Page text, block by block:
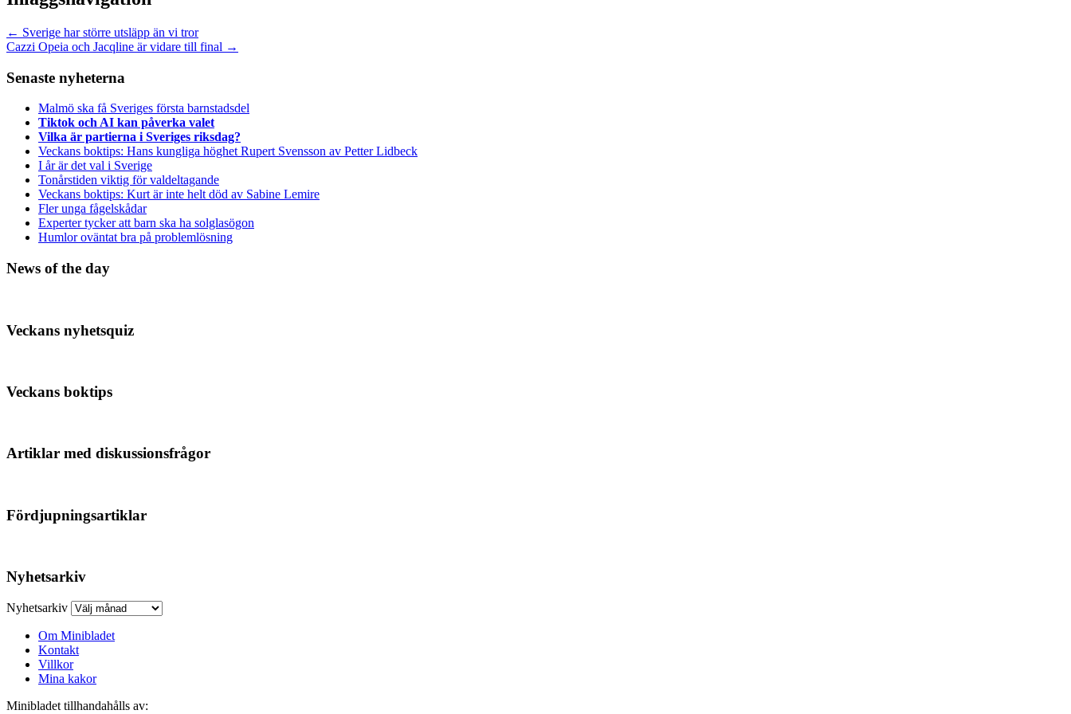
← Sverige har större utsläpp än vi tror
Cazzi Opeia och Jacqline är vidare till final →
Senaste nyheterna
Malmö ska få Sveriges första barnstadsdel
Tiktok och AI kan påverka valet
Vilka är partierna i Sveriges riksdag?
Veckans boktips: Hans kungliga höghet Rupert Svensson av Petter Lidbeck
I år är det val i Sverige
Tonårstiden viktig för valdeltagande
Veckans boktips: Kurt är inte helt död av Sabine Lemire
Fler unga fågelskådar
Experter tycker att barn ska ha solglasögon
Humlor oväntat bra på problemlösning
News of the day
Veckans nyhetsquiz
Veckans boktips
Artiklar med diskussionsfrågor
Fördjupningsartiklar
Nyhetsarkiv
Nyhetsarkiv
Om Minibladet
Kontakt
Villkor
Mina kakor
Minibladet tillhandahålls av: